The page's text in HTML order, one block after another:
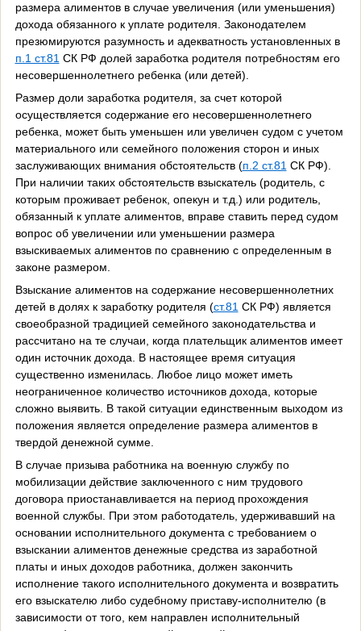
размера алиментов в случае увеличения (или уменьшения)
дохода обязанного к уплате родителя. Законодателем
презюмируются разумность и адекватность установленных в
п.1 ст.81 СК РФ долей заработка родителя потребностям его
несовершеннолетнего ребенка (или детей).
Размер доли заработка родителя, за счет которой
осуществляется содержание его несовершеннолетнего
ребенка, может быть уменьшен или увеличен судом с учетом
материального или семейного положения сторон и иных
заслуживающих внимания обстоятельств (п.2 ст.81 СК РФ).
При наличии таких обстоятельств взыскатель (родитель, с
которым проживает ребенок, опекун и т.д.) или родитель,
обязанный к уплате алиментов, вправе ставить перед судом
вопрос об увеличении или уменьшении размера
взыскиваемых алиментов по сравнению с определенным в
законе размером.
Взыскание алиментов на содержание несовершеннолетних
детей в долях к заработку родителя (ст.81 СК РФ) является
своеобразной традицией семейного законодательства и
рассчитано на те случаи, когда плательщик алиментов имеет
один источник дохода. В настоящее время ситуация
существенно изменилась. Любое лицо может иметь
неограниченное количество источников дохода, которые
сложно выявить. В такой ситуации единственным выходом из
положения является определение размера алиментов в
твердой денежной сумме.
В случае призыва работника на военную службу по
мобилизации действие заключенного с ним трудового
договора приостанавливается на период прохождения
военной службы. При этом работодатель, удерживавший на
основании исполнительного документа с требованием о
взыскании алиментов денежные средства из заработной
платы и иных доходов работника, должен закончить
исполнение такого исполнительного документа и возвратить
его взыскателю либо судебному приставу-исполнителю (в
зависимости от того, кем направлен исполнительный